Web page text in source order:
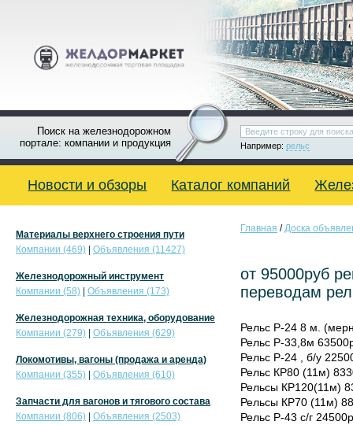
Поиск на железнодорожном
портале: компании и продукция
Например: рельс
Новости и обзоры Каталог компаний
Главная /Доска
от 95000руб
переводам
Рельс Р-24 8 м.
Рельс Р-33,8м
Рельс Р-24 , б/у
Рельс КР80 (11м)
Рельсы КР120(11м)
Рельсы КР70 (11м)
Рельс Р-43 с/г
Материалы верхнего строения пути
Компании (469)
Объявления (11427)
Железнодорожный инструмент
Компании (58)
Объявления (173)
Железнодорожная техника, оборудование
Компании (279)
Объявления (629)
Локомотивы, вагоны (продажа и аренда)
Компании (355)
Объявления (610)
Запчасти для вагонов и тягового состава
Компании (806)
Объявления (2503)